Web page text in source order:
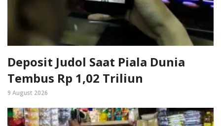
Deposit Judol Saat Piala Dunia
Tembus Rp 1,02 Triliun
9 August 2026